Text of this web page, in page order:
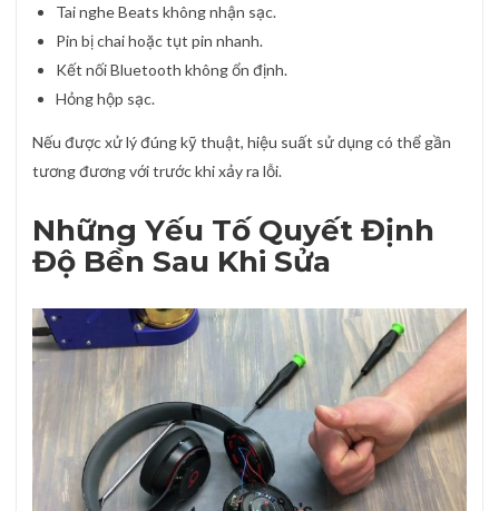
Tai nghe Beats không nhận sạc.
Pin bị chai hoặc tụt pin nhanh.
Kết nối Bluetooth không ổn định.
Hỏng hộp sạc.
Nếu được xử lý đúng kỹ thuật, hiệu suất sử dụng có thể gần
tương đương với trước khi xảy ra lỗi.
Những Yếu Tố Quyết Định
Độ Bền Sau Khi Sửa